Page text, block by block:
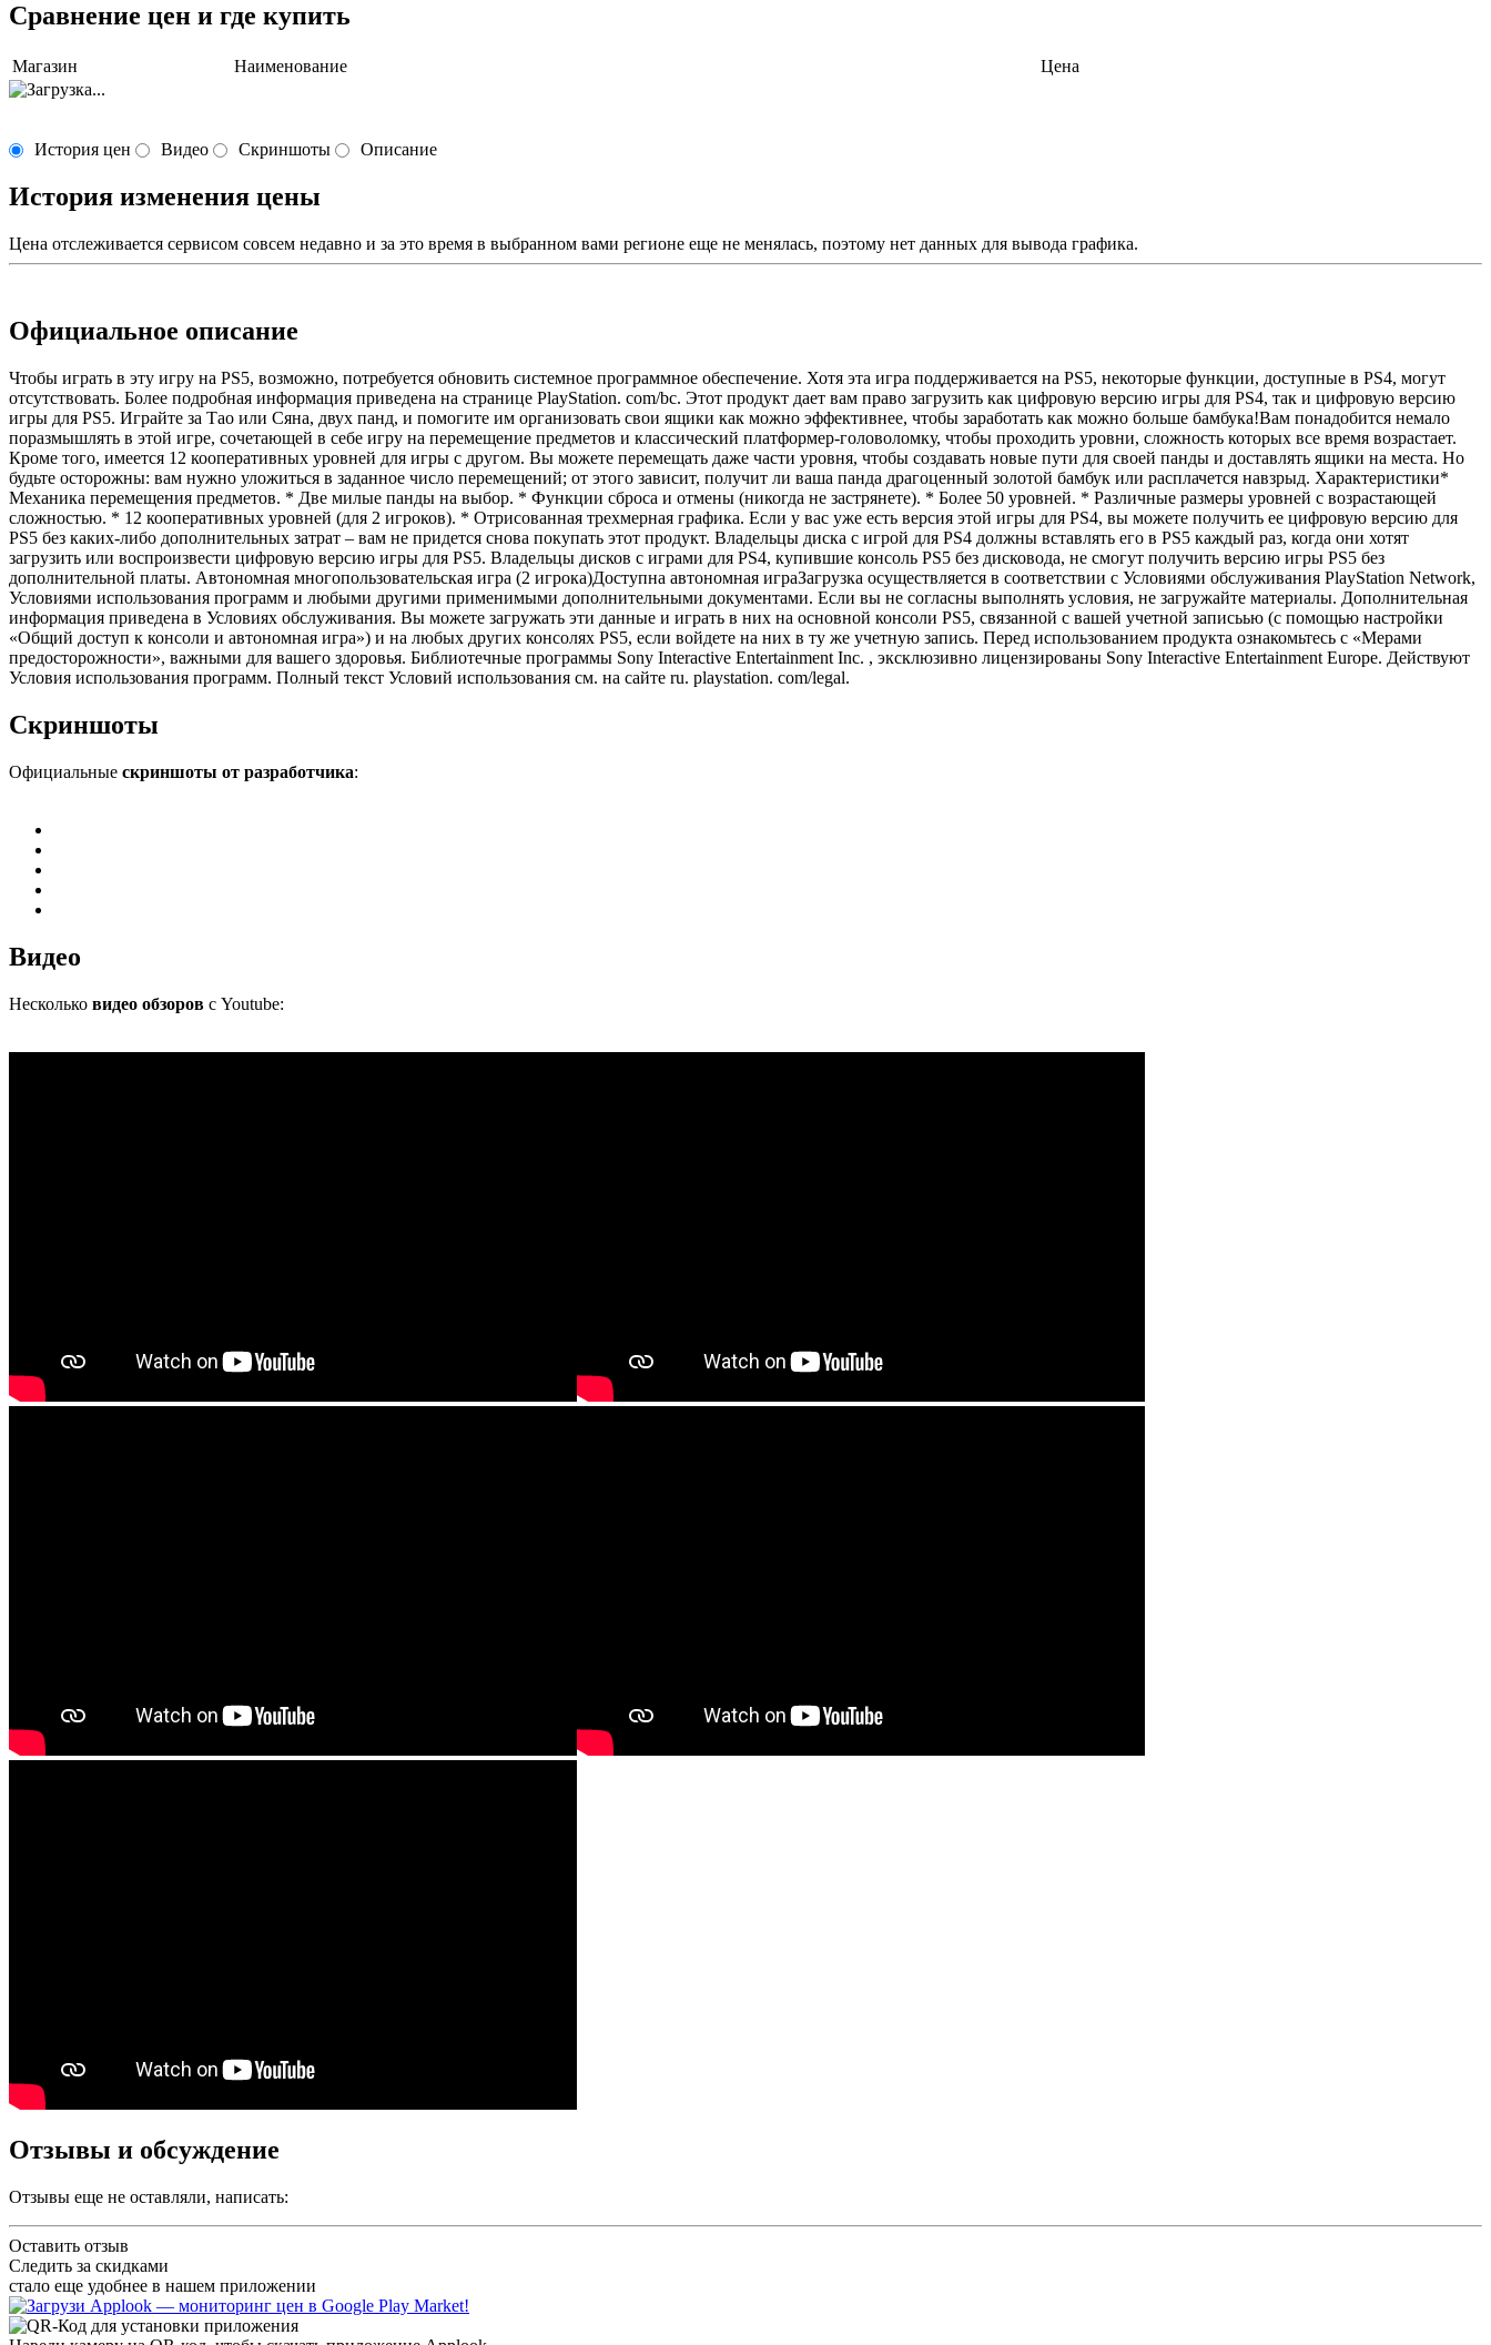
Сравнение цен и где купить
Магазин Наименование Цена
История цен Видео Скриншоты Описание
История изменения цены
Цена отслеживается сервисом совсем недавно и за это время в выбранном вами регионе еще не менялась, поэтому нет данных для вывода графика.
Официальное описание
Чтобы играть в эту игру на PS5, возможно, потребуется обновить системное программное обеспечение. Хотя эта игра поддерживается на PS5, некоторые функции, доступные в PS4, могут
отсутствовать. Более подробная информация приведена на странице PlayStation. com/bc. Этот продукт дает вам право загрузить как цифровую версию игры для PS4, так и цифровую версию
игры для PS5. Играйте за Тао или Сяна, двух панд, и помогите им организовать свои ящики как можно эффективнее, чтобы заработать как можно больше бамбука!Вам понадобится немало
поразмышлять в этой игре, сочетающей в себе игру на перемещение предметов и классический платформер-головоломку, чтобы проходить уровни, сложность которых все время возрастает.
Кроме того, имеется 12 кооперативных уровней для игры с другом. Вы можете перемещать даже части уровня, чтобы создавать новые пути для своей панды и доставлять ящики на места. Но
будьте осторожны: вам нужно уложиться в заданное число перемещений; от этого зависит, получит ли ваша панда драгоценный золотой бамбук или расплачется навзрыд. Характеристики*
Механика перемещения предметов. * Две милые панды на выбор. * Функции сброса и отмены (никогда не застрянете). * Более 50 уровней. * Различные размеры уровней с возрастающей
сложностью. * 12 кооперативных уровней (для 2 игроков). * Отрисованная трехмерная графика. Если у вас уже есть версия этой игры для PS4, вы можете получить ее цифровую версию для
PS5 без каких-либо дополнительных затрат – вам не придется снова покупать этот продукт. Владельцы диска с игрой для PS4 должны вставлять его в PS5 каждый раз, когда они хотят
загрузить или воспроизвести цифровую версию игры для PS5. Владельцы дисков с играми для PS4, купившие консоль PS5 без дисковода, не смогут получить версию игры PS5 без
дополнительной платы. Автономная многопользовательская игра (2 игрока)Доступна автономная играЗагрузка осуществляется в соответствии с Условиями обслуживания PlayStation Network,
Условиями использования программ и любыми другими применимыми дополнительными документами. Если вы не согласны выполнять условия, не загружайте материалы. Дополнительная
информация приведена в Условиях обслуживания. Вы можете загружать эти данные и играть в них на основной консоли PS5, связанной с вашей учетной записьью (с помощью настройки
«Общий доступ к консоли и автономная игра») и на любых других консолях PS5, если войдете на них в ту же учетную запись. Перед использованием продукта ознакомьтесь с «Мерами
предосторожности», важными для вашего здоровья. Библиотечные программы Sony Interactive Entertainment Inc. , эксклюзивно лицензированы Sony Interactive Entertainment Europe. Действуют
Условия использования программ. Полный текст Условий использования см. на сайте ru. playstation. com/legal.
Скриншоты
Официальные скриншоты от разработчика:
Видео
Несколько видео обзоров с Youtube:
Отзывы и обсуждение
Отзывы еще не оставляли, написать:
Оставить отзыв
Следить за скидками
стало еще удобнее в нашем приложении